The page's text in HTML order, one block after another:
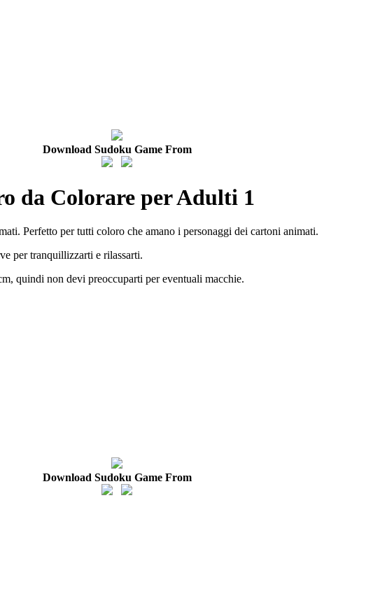
Download Sudoku Game From
da Colorare per Adulti 1
Perfetto per tutti coloro che amano i personaggi dei cartoni animati.
per tranquillizzarti e rilassarti.
quindi non devi preoccuparti per eventuali macchie.
Download Sudoku Game From